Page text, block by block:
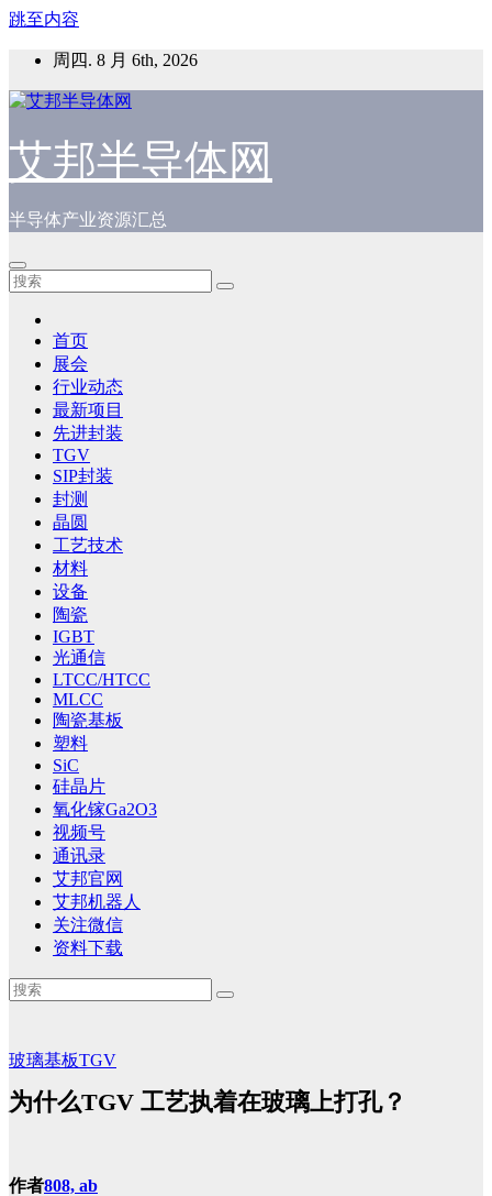
跳至内容
周四. 8 月 6th, 2026
艾邦半导体网
半导体产业资源汇总
首页
展会
行业动态
最新项目
先进封装
TGV
SIP封装
封测
晶圆
工艺技术
材料
设备
陶瓷
IGBT
光通信
LTCC/HTCC
MLCC
陶瓷基板
塑料
SiC
硅晶片
氧化镓Ga2O3
视频号
通讯录
艾邦官网
艾邦机器人
关注微信
资料下载
玻璃基板TGV
为什么TGV 工艺执着在玻璃上打孔？
作者808, ab